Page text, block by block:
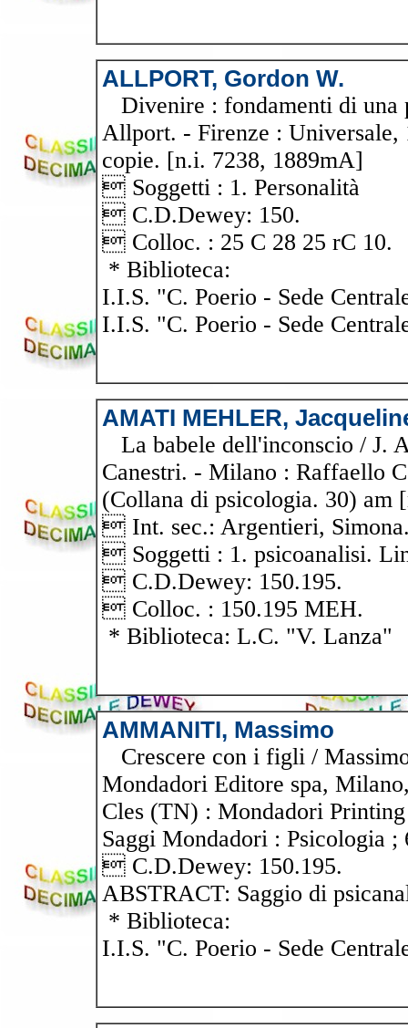
ALLPORT, Gordon W.
Divenire : fondamenti di una
Allport. - Firenze : Universale,
copie. [n.i. 7238, 1889mA]
 Soggetti : 1. Personalità
 C.D.Dewey: 150.
 Colloc. : 25 C 28 25 rC 10.
* Biblioteca:
I.I.S. "C. Poerio - Sede
I.I.S. "C. Poerio - Sede
AMATI MEHLER,
La babele dell'inconscio / J.
Canestri. - Milano : Raffaello
(Collana di psicologia. 30) am
 Int. sec.: Argentieri,
 Soggetti : 1. psicoanalisi.
 C.D.Dewey: 150.195.
 Colloc. : 150.195 MEH.
* Biblioteca: L.C. "V. Lanza"
AMMANITI, Massimo
Crescere con i figli /
Mondadori Editore spa,
Cles (TN) : Mondadori
Saggi Mondadori : Psicologia
 C.D.Dewey: 150.195.
ABSTRACT: Saggio di
* Biblioteca:
I.I.S. "C. Poerio - Sede